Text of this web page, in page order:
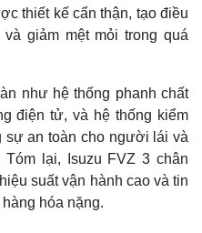
thiết kế cẩn thận, tạo điều
giảm mệt mỏi trong quá
như hệ thống phanh chất
điện tử, và hệ thống kiểm
an toàn cho người lái và
lại, Isuzu FVZ 3 chân
suất vận hành cao và tin
hóa nặng.